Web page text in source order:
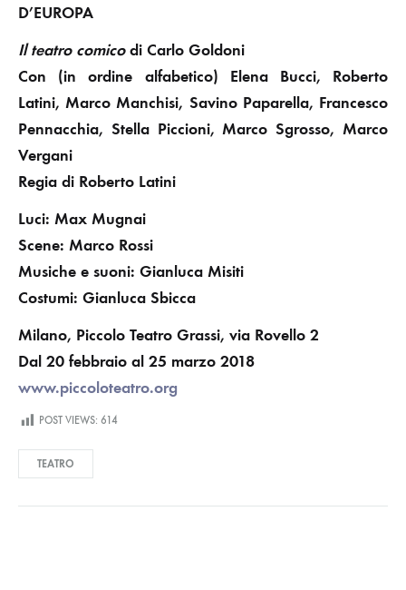
D’EUROPA
Il teatro comicodi Carlo Goldoni
Con (in ordine alfabetico) Elena Bucci, Roberto
Latini, Marco Manchisi, Savino Paparella, Francesco
Pennacchia, Stella Piccioni, Marco Sgrosso, Marco
Vergani
Regia di Roberto Latini
Luci: Max Mugnai
Scene: Marco Rossi
Musiche e suoni: Gianluca Misiti
Costumi: Gianluca Sbicca
Milano, Piccolo Teatro Grassi, via Rovello 2
Dal 20 febbraio al 25 marzo 2018
www.piccoloteatro.org
POST VIEWS: 614
TEATRO